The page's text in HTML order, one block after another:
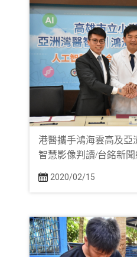
港醫攜手鴻海雲高及亞
智慧影像判讀/台銘新聞
2020/02/15